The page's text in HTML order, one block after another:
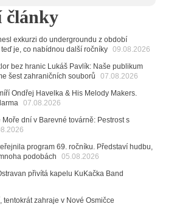
hudebního festivalu zbývá měsíc
se vrací britští Modestep, vystoupí v
Barrák
VIDEO
historky ze života ostravské kapely
baterek až po kuriózní krádež
posledních vstupenek
baletka Vlasta Pavelcová,
nabídne Olympic, Langerovou i
nově zaplatí už jen pomocí čipů
články
exkurzi do undergroundu z období
je, co nabídnou další ročníky 09.08.2026
bez hranic Lukáš Pavlík: Naše publikum
šest zahraničních souborů
07.08.2026
Ondřej Havelka & His Melody Makers.
07.08.2026
dní v Barevné továrně: Pestrost s
program 69. ročníku. Představí hudbu,
podobách
05.08.2026
přivítá kapelu KuKačka Band
tentokrát zahraje v Nové Osmičce